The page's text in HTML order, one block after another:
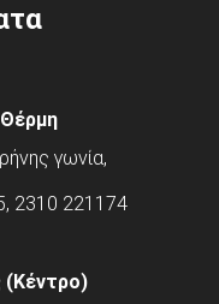
γωνία,
2310 221174
(Κέντρο)